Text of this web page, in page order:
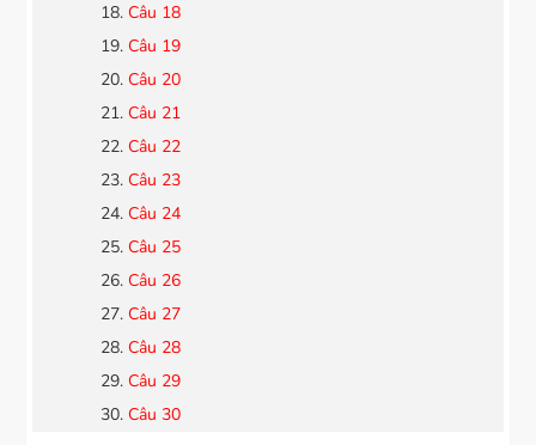
Câu 18
Câu 19
Câu 20
Câu 21
Câu 22
Câu 23
Câu 24
Câu 25
Câu 26
Câu 27
Câu 28
Câu 29
Câu 30